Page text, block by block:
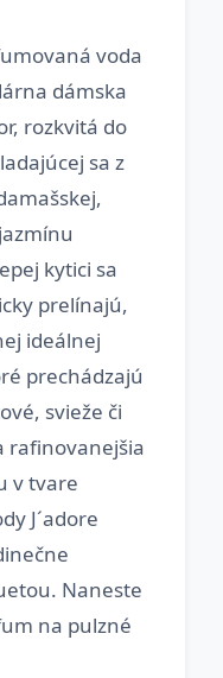
voda
dámska
rozkvitá do
sa z
kytici sa
prelínajú,
ideálnej
prechádzajú
svieže či
rafinovanejšia
v tvare
J´adore
Naneste
na pulzné